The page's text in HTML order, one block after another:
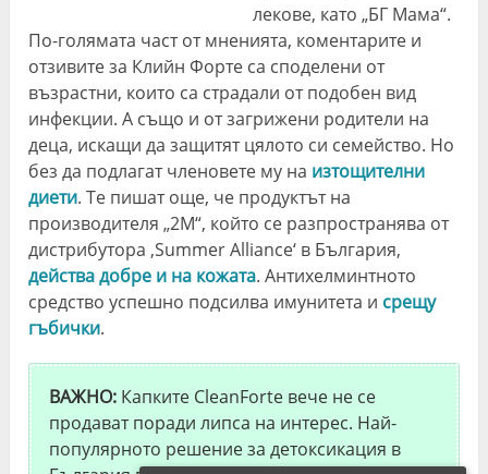
лекове, като „БГ Мама“.
По-голямата част от мненията, коментарите и
отзивите за Клийн Форте са споделени от
възрастни, които са страдали от подобен вид
инфекции. А също и от загрижени родители на
деца, искащи да защитят цялото си семейство. Но
без да подлагат членовете му на изтощителни
диети. Те пишат още, че продуктът на
производителя „2М“, който се разпространява от
дистрибутора ‚Summer Alliance‘ в България,
действа добре и на кожата. Антихелминтното
средство успешно подсилва имунитета и срещу
гъбички.
ВАЖНО: Капките CleanForte вече не се
продават поради липса на интерес. Най-
популярното решение за детоксикация в